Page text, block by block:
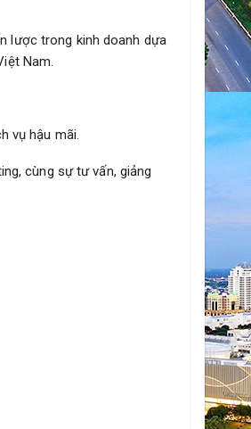
lược trong kinh doanh dựa
Nam.
vụ hậu mãi.
cùng sự tư vấn, giảng